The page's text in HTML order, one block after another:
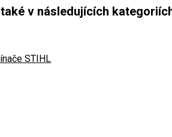
v následujících
STIHL